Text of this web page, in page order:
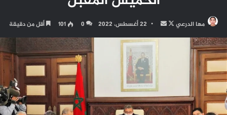
مها الدرعي
تابع
على
أرسل
بريدا
إلكترونيا
22 أغسطس، 2022 0
101 أقل من دقيقة